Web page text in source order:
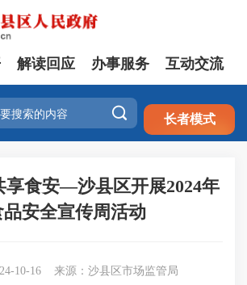
注册 登录
解读回应 办事服务 互动交流
 长者模式
享食安—沙县区开展2024年
品安全宣传周活动
10-16 来源：沙县区市场监管局